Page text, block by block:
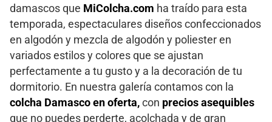
damascos que MiColcha.com ha traído para esta
temporada, espectaculares diseños confeccionados
en algodón y mezcla de algodón y poliester en
variados estilos y colores que se ajustan
perfectamente a tu gusto y a la decoración de tu
dormitorio. En nuestra galería contamos con la
colcha Damasco en oferta, con precios asequibles
que no puedes perderte, acolchada y de gran